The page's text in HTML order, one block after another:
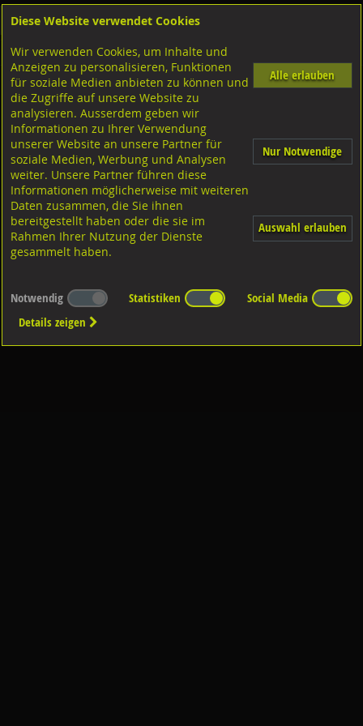
Shop Dübeltechnik Betonschrauben Diverse Ausführungen Betonschrauben
FISCHER Betonschrauben
Diverse Ausführungen
Diese Website verwendet Cookies
Wir verwenden Cookies, um Inhalte und
Anzeigen zu personalisieren, Funktionen
für soziale Medien anbieten zu können und
die Zugriffe auf unsere Website zu
analysieren. Ausserdem geben wir
Informationen zu Ihrer Verwendung
unserer Website an unsere Partner für
soziale Medien, Werbung und Analysen
weiter. Unsere Partner führen diese
Informationen möglicherweise mit weiteren
Daten zusammen, die Sie ihnen
bereitgestellt haben oder die sie im
Rahmen Ihrer Nutzung der Dienste
gesammelt haben.
Alle erlauben
Nur Notwendige
Auswahl erlauben
Notwendig Statistiken
Social Media
Details zeigen